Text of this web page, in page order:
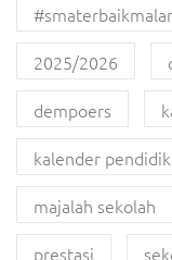
2025/2026
dempoers
kalender
majalah sekolah
prestasi